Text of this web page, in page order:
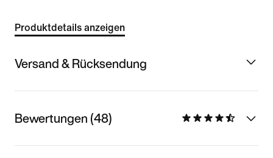
Produktdetails anzeigen
Versand & Rücksendung
Bewertungen (48)